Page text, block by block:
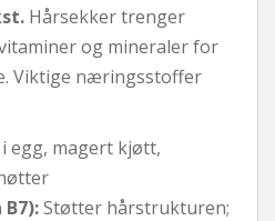
Hårsekker trenger
og mineraler for
Viktige næringsstoffer
i egg, magert kjøtt,
Støtter hårstrukturen;